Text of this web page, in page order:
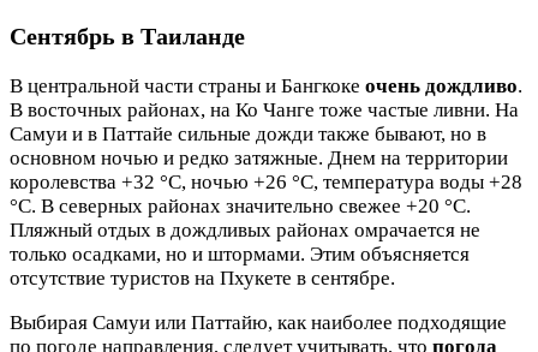
Сентябрь в Таиланде
В центральной части страны и Бангкоке очень дождливо.
В восточных районах, на Ко Чанге тоже частые ливни. На
Самуи и в Паттайе сильные дожди также бывают, но в
основном ночью и редко затяжные. Днем на территории
королевства +32 °C, ночью +26 °C, температура воды +28
°C. В северных районах значительно свежее +20 °C.
Пляжный отдых в дождливых районах омрачается не
только осадками, но и штормами. Этим объясняется
отсутствие туристов на Пхукете в сентябре.
Выбирая Самуи или Паттайю, как наиболее подходящие
по погоде направления, следует учитывать, что погода